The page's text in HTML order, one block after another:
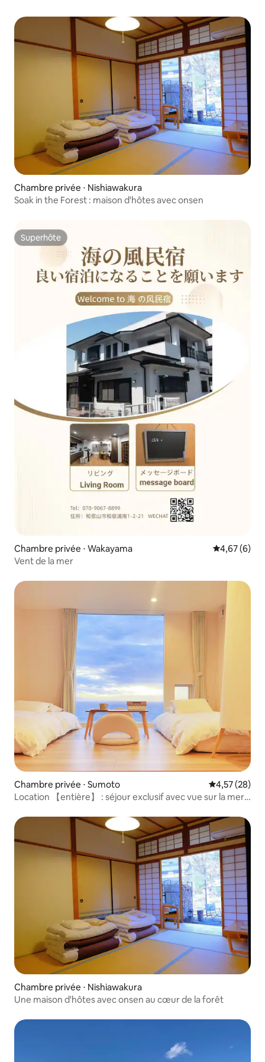
un excellent point de départ pour se
rendre en voiture à la ville de Takamatsu
(40 minutes en voiture) et à
« Chichigahama » (1 heure en voiture),
qui offre une vue imprenable. Il y a
également de nombreux restaurants
réputés de véritables sanuki udon, de
steaks et de cuisine japonaise et
occidentale dans les environs. ※ Pour
plus de détails sur le tourisme et la
gastronomie, veuillez consulter la
rubrique « Environs » !
travail 6 600 yens
chauffage : 1 100 yens [Diverses
Arrivée : 15 h 00 ~
Arrivée tardive
Vous pouvez
à l'exception du
Veuillez apporter
pour le barbecue.
Chambre privée ⋅ Nishiawakura
Soak in the Forest : maison d'hôtes avec onsen
Superhôte
Superhôte
Chambre privée ⋅ Wakayama Évaluation
4,67 (6)
Vent de la mer
Chambre privée ⋅ Sumoto Évaluation
4,57 (28)
Location 【entière】 : séjour exclusif avec vue sur la mer à
Chambre privée ⋅ Nishiawakura
Une maison d'hôtes avec onsen au cœur de la forêt